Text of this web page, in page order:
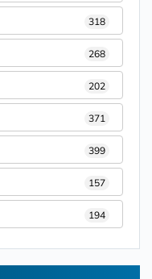
318
268
202
371
399
157
194